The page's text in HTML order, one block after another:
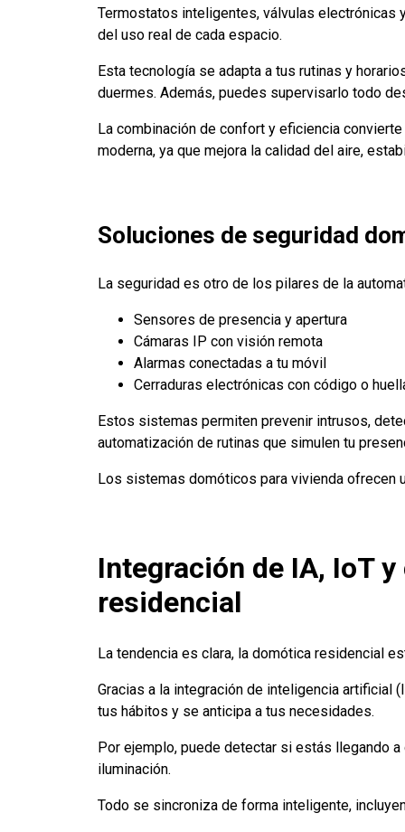
Termostatos inteligentes, válvulas electrónicas
del uso real de cada espacio.
Esta tecnología se adapta a tus rutinas y
duermes. Además, puedes supervisarlo todo
La combinación de confort y eficiencia
moderna, ya que mejora la calidad del aire,
Soluciones de seguridad
La seguridad es otro de los pilares de la
Sensores de presencia y apertura
Cámaras IP con visión remota
Alarmas conectadas a tu móvil
Cerraduras electrónicas con código o
Estos sistemas permiten prevenir intrusos,
automatización de rutinas que simulen tu
Los sistemas domóticos para vivienda ofrecen
Integración de IA, IoT
residencial
La tendencia es clara, la domótica residencial
Gracias a la integración de inteligencia artificial
tus hábitos y se anticipa a tus necesidades.
Por ejemplo, puede detectar si estás llegando
iluminación.
Todo se sincroniza de forma inteligente,